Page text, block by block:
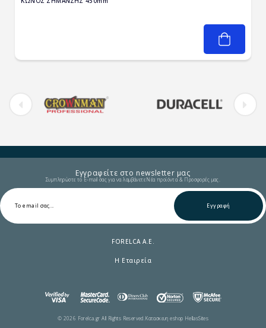
Εγγραφείτε στο newsletter μας
Συμπληρώστε το E-mail σας για να λαμβάνετε Νέα προϊόντα & Προσφορές μας.
Εγγραφή
FORELCA A.E.
Η Εταιρεία
© 2026 Forelca.gr All Rights Reserved. Κατασκευη eshop HellasSites